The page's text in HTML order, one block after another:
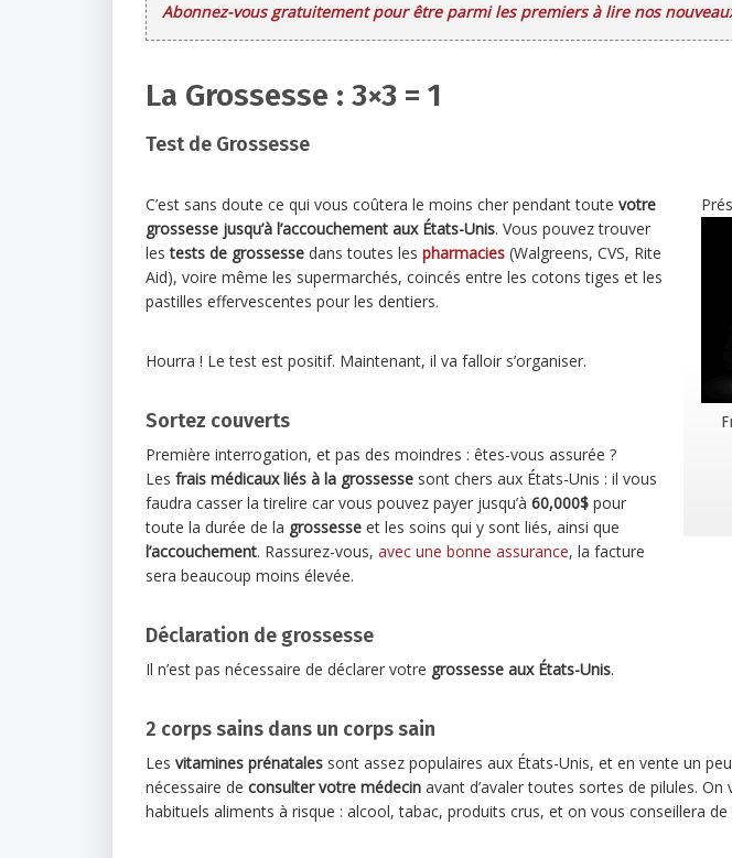
Abonnez-vous gratuitement pour être parmi les premiers à lire nos
La Grossesse : 3×3 = 1
Test de Grossesse
C’est sans doute ce qui vous coûtera le moins cher pendant toute votre
grossesse jusqu’à l’accouchement aux États-Unis. Vous pouvez trouver
lestests de grossesse dans toutes les pharmacies (Walgreens, CVS, Rite
Aid), voire même les supermarchés, coincés entre les cotons tiges et les
pastilles effervescentes pour les dentiers.
Hourra ! Le test est positif. Maintenant, il va falloir s’organiser.
Sortez couverts
Première interrogation, et pas des moindres : êtes-vous assurée ?
Les frais médicaux liés à la grossesse sont chers aux États-Unis : il vous
faudra casser la tirelire car vous pouvez payer jusqu’à 60,000$ pour
toute la durée de la grossesse et les soins qui y sont liés, ainsi que
l’accouchement. Rassurez-vous, avec une bonne assurance, la facture
sera beaucoup moins élevée.
Déclaration de grossesse
Il n’est pas nécessaire de déclarer votre grossesse aux États-Unis.
2 corps sains dans un corps sain
Les vitamines prénatales sont assez populaires aux États-Unis, et en vente un
nécessaire de consulter votre médecin avant d’avaler toutes sortes de pilules.
habituels aliments à risque : alcool, tabac, produits crus, et on vous conseillera de